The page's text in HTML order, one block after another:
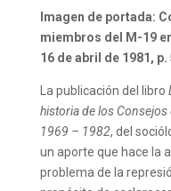
Imagen de portada:
miembros del M-19
16 de abril de 1981, p.
La publicación del libro
historia de los Consejos
1969 – 1982, del
un aporte que hace la
problema de la